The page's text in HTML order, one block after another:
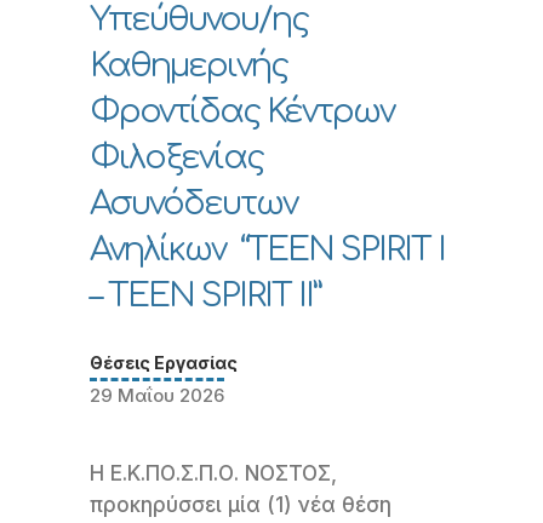
Υπεύθυνου/ης
Καθημερινής
Φροντίδας Κέντρων
Φιλοξενίας
Ασυνόδευτων
Ανηλίκων “TEEN SPIRIT I
– TEEN SPIRIT II”
Θέσεις Εργασίας
29 Μαΐου 2026
Η Ε.Κ.ΠΟ.Σ.Π.Ο. ΝΟΣΤΟΣ,
προκηρύσσει μία (1) νέα θέση